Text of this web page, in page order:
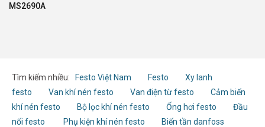
MS2690A
Tìm kiếm nhiều: Festo Việt Nam Festo
Xy lanh
festo
Van khí nén festo Van điện từ festo
Cảm biến
khí nén festo
Bộ lọc khí nén festo Ống hơi festo
Đầu
nối festo
Phụ kiện khí nén festo
Biến tần danfoss